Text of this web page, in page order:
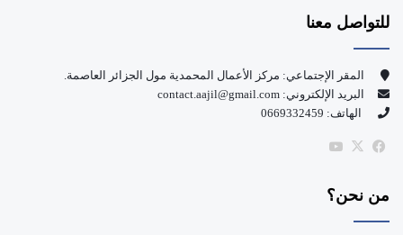
و
ك
للتواصل معنا
المقر الإجتماعي: مركز الأعمال المحمدية مول الجزائر العاصمة.
البريد الإلكتروني: contact.aajil@gmail.com
الهاتف: 0669332459
فيسبوك
‫X
من نحن؟